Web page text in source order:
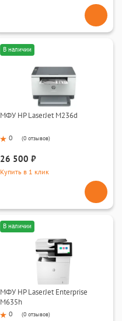
В наличии
МФУ HP LaserJet M236d
0 (0 отзывов)
26 500 ₽
Купить в 1 клик
В наличии
МФУ HP LaserJet Enterprise
M635h
0 (0 отзывов)